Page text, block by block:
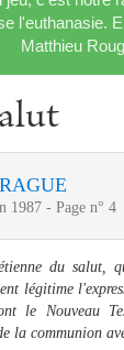
l'euthanasie.
Matthieu
1987 - Page n° 4
du salut,
légitime
le Nouveau
la communion